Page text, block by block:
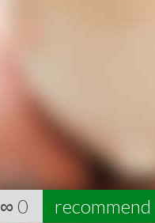
∞ 0 recommend